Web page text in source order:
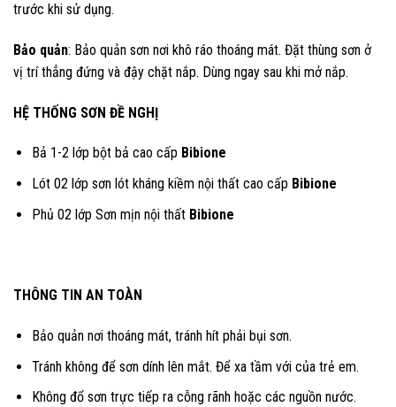
trước khi sử dụng.
Bảo quản: Bảo quản sơn nơi khô ráo thoáng mát. Đặt thùng sơn ở
vị trí thẳng đứng và đậy chặt nắp. Dùng ngay sau khi mở nắp.
HỆ THỐNG SƠN ĐỀ NGHỊ
Bả 1-2 lớp bột bả cao cấp Bibione
Lót 02 lớp sơn lót kháng kiềm nội thất cao cấp Bibione
Phủ 02 lớp Sơn mịn nội thất Bibione
THÔNG TIN AN TOÀN
Bảo quản nơi thoáng mát, tránh hít phải bụi sơn.
Tránh không để sơn dính lên mắt. Để xa tầm với của trẻ em.
Không đổ sơn trực tiếp ra cỗng rãnh hoặc các nguồn nước.